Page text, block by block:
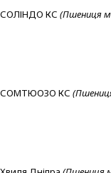
СОЛІНДО КС (Пшениця
СОМТЮОЗО КС